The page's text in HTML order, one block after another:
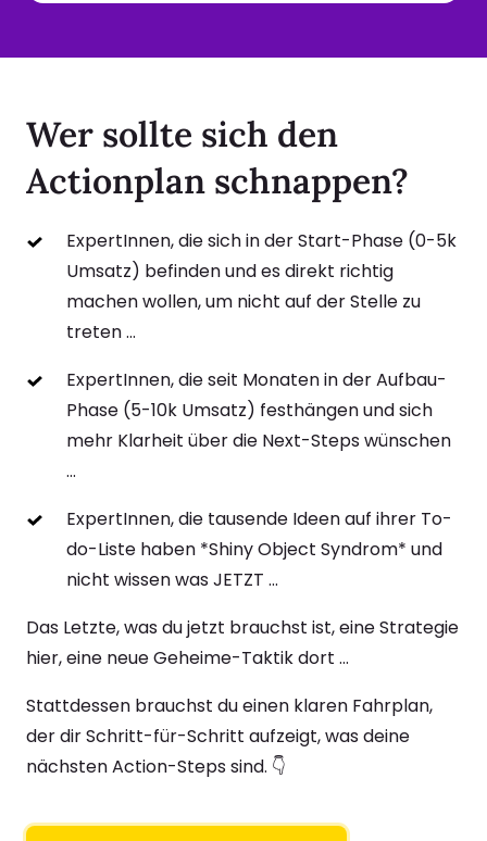
Wer sollte sich den
Actionplan schnappen?
ExpertInnen, die sich in der Start-Phase (0-5k
Umsatz) befinden und es direkt richtig
machen wollen, um nicht auf der Stelle zu
treten ...
ExpertInnen, die seit Monaten in der Aufbau-
Phase (5-10k Umsatz) festhängen und sich
mehr Klarheit über die Next-Steps wünschen
...
​ExpertInnen, die tausende Ideen auf ihrer To-
do-Liste haben *Shiny Object Syndrom* und
nicht wissen was JETZT ...
Das Letzte, was du jetzt brauchst ist, eine Strategie
hier, eine neue Geheime-Taktik dort ...
Stattdessen brauchst du einen klaren Fahrplan,
der dir Schritt-für-Schritt aufzeigt, was deine
nächsten Action-Steps sind. 👇